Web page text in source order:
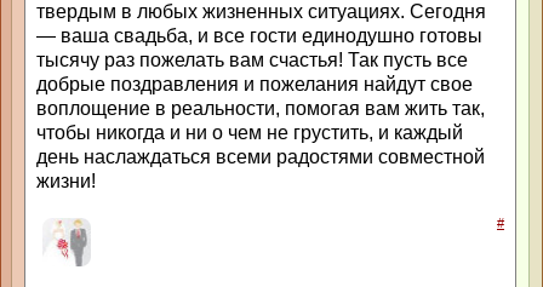
твердым в любых жизненных ситуациях. Сегодня
— ваша свадьба, и все гости единодушно готовы
тысячу раз пожелать вам счастья! Так пусть все
добрые поздравления и пожелания найдут свое
воплощение в реальности, помогая вам жить так,
чтобы никогда и ни о чем не грустить, и каждый
день наслаждаться всеми радостями совместной
жизни!
#